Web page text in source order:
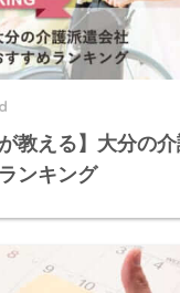
教える】大分の
ンキング